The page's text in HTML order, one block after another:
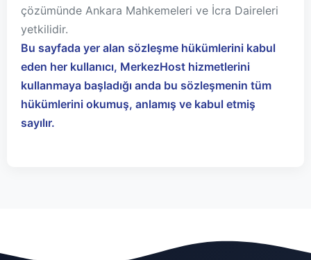
çözümünde Ankara Mahkemeleri ve İcra Daireleri
yetkilidir.
Bu sayfada yer alan sözleşme hükümlerini kabul
eden her kullanıcı, MerkezHost hizmetlerini
kullanmaya başladığı anda bu sözleşmenin tüm
hükümlerini okumuş, anlamış ve kabul etmiş
sayılır.